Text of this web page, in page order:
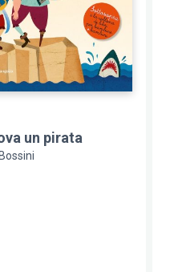
un pirata